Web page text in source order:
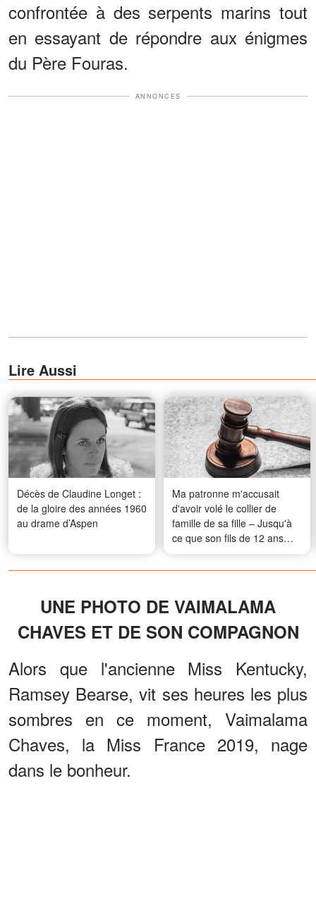
confrontée à des serpents marins tout
en essayant de répondre aux énigmes
du Père Fouras.
ANNONCES
Lire Aussi
Décès de Claudine Longet :
de la gloire des années 1960
au drame d’Aspen
Ma patronne m'accusait
d'avoir volé le collier de
famille de sa fille – Jusqu'à
ce que son fils de 12 ans
fasse irruption dans la salle
d'audience en criant : « Je
dans cette pièce ! »
UNE PHOTO DE VAIMALAMA
CHAVES ET DE SON COMPAGNON
Alors que l'ancienne Miss Kentucky,
Ramsey Bearse, vit ses heures les plus
sombres en ce moment, Vaimalama
Chaves, la Miss France 2019, nage
dans le bonheur.